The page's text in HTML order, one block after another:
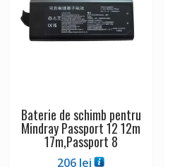
Baterie de schimb pentru
Mindray Passport 12 12m
17m,Passport 8
206 lei